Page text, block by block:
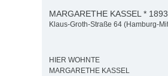
MARGARETHE KASSEL * 1893
Klaus-Groth-Straße 64 (Hamburg-
HIER WOHNTE
MARGARETHE KASSEL